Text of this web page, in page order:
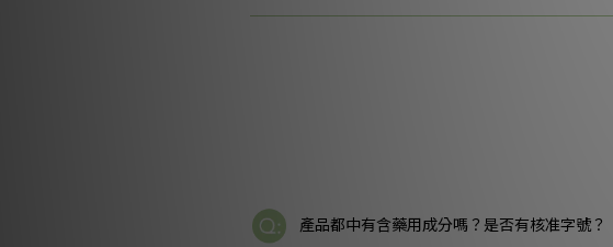
產品都中有含藥用成分嗎？是否有核准字號？